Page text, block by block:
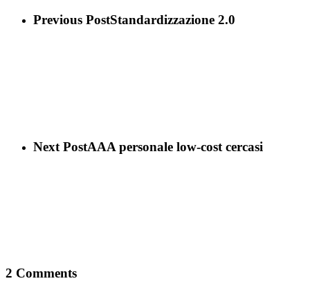
Previous PostStandardizzazione 2.0
Next PostAAA personale low-cost cercasi
2 Comments